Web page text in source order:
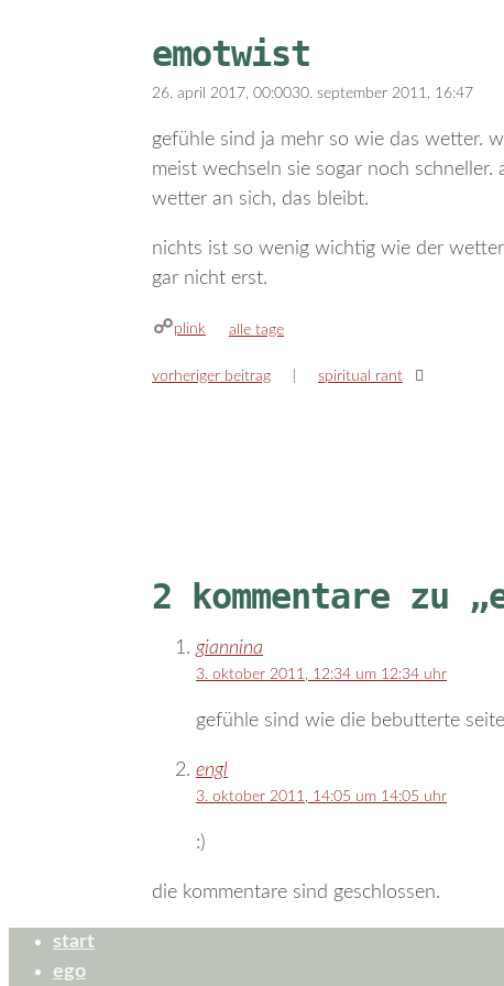
emotwist
26. april 2017, 00:0030. september 2011, 16:47
gefühle sind ja mehr so wie das wetter.
meist wechseln sie sogar noch
wetter an sich, das bleibt.
nichts ist so wenig wichtig wie der
gar nicht erst.
plink kategorien
alle tage
vorheriger beitrag spiritual rant
2 kommentare zu
giannina
3. oktober 2011, 12:34 um 12:34 uhr
gefühle sind wie die bebutterte
engl
3. oktober 2011, 14:05 um 14:05 uhr
:)
die kommentare sind geschlossen.
start
ego